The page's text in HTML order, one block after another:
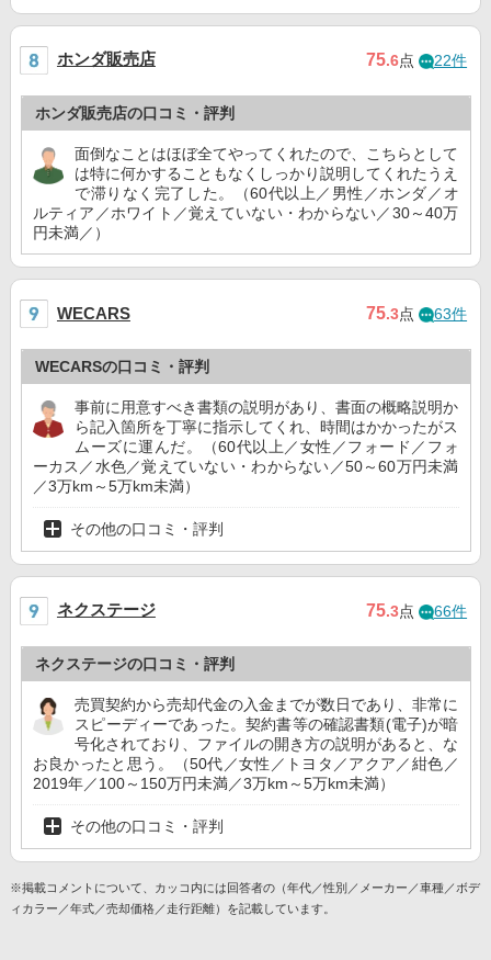
ホンダ販売店 75.6点 22件
ホンダ販売店の口コミ・評判
面倒なことはほぼ全てやってくれたので、こちらとして
は特に何かすることもなくしっかり説明してくれたうえ
で滞りなく完了した。（60代以上／男性／ホンダ／オ
ルティア／ホワイト／覚えていない・わからない／30～40万
円未満／）
WECARS 75.3点 63件
WECARSの口コミ・評判
事前に用意すべき書類の説明があり、書面の概略説明か
ら記入箇所を丁寧に指示してくれ、時間はかかったがス
ムーズに運んだ。（60代以上／女性／フォード／フォ
ーカス／水色／覚えていない・わからない／50～60万円未満
／3万km～5万km未満）
その他の口コミ・評判
ネクステージ 75.3点 66件
ネクステージの口コミ・評判
売買契約から売却代金の入金までが数日であり、非常に
スピーディーであった。契約書等の確認書類(電子)が暗
号化されており、ファイルの開き方の説明があると、な
お良かったと思う。（50代／女性／トヨタ／アクア／紺色／
2019年／100～150万円未満／3万km～5万km未満）
その他の口コミ・評判
※掲載コメントについて、カッコ内には回答者の（年代／性別／メーカー／車種／ボデ
ィカラー／年式／売却価格／走行距離）を記載しています。